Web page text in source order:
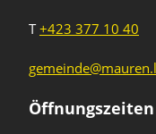
T+423 377 10 40
Öffnungszeiten